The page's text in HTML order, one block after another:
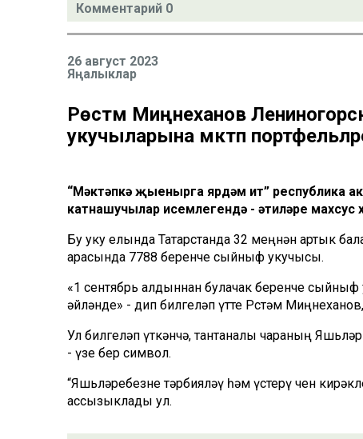
Комментарий 0
26 август 2023
Яңалыклар
Рөстәм Миңнеханов
укучыларына мәктәп
“Мәктәпкә җыенырга ярдәм ит” республика
катнашучылар исемлегендә - әтиләре махсус
Бу уку елында Татарстанда 32 меңнән артык
арасында 7788 беренче сыйныф укучысы.
«1 сентябрь алдыннан булачак беренче
әйләнде» - дип билгеләп үтте Рөстәм
Ул билгеләп үткәнчә, тантаналы чараның
- үзе бер символ.
“Яшьләребезне тәрбияләү һәм үстерү өчен
ассызыклады ул.